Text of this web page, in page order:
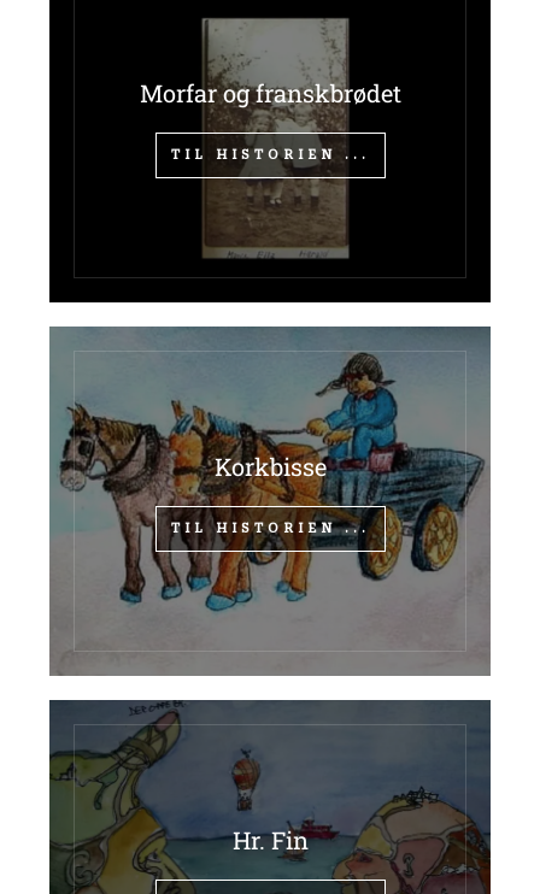
Morfar og franskbrødet
TIL HISTORIEN ...
Korkbisse
TIL HISTORIEN ...
Hr. Fin